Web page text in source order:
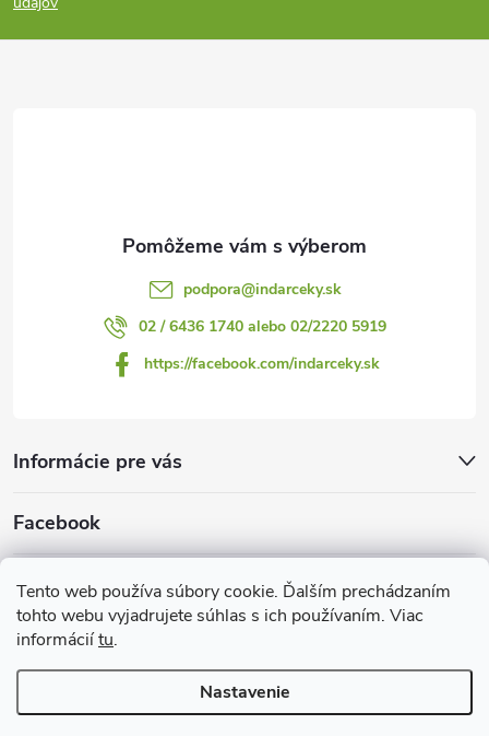
Tento web používa súbory cookie. Ďalším prechádzaním
tohto webu vyjadrujete súhlas s ich používaním. Viac
informáciítu.
Nastavenie
p
podpora@indarceky.sk
02 / 6436 1740 alebo 02/2220 5919
https://facebook.com/indarceky.sk
Informácie pre vás
Facebook
Prijímame online platby
Copyright 2026Indarčeky.sk. Všetky práva vyhradené.Upraviť